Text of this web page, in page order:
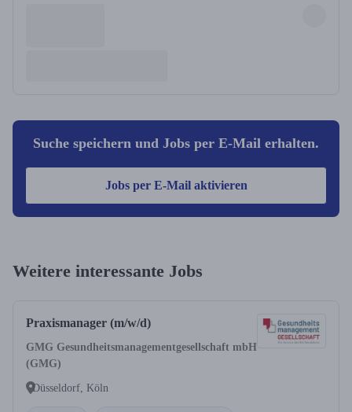
Suche speichern und Jobs per E-Mail erhalten.
Jobs per E-Mail aktivieren
Weitere interessante Jobs
Praxismanager (m/w/d)
GMG Gesundheitsmanagementgesellschaft mbH
(GMG)
Düsseldorf, Köln